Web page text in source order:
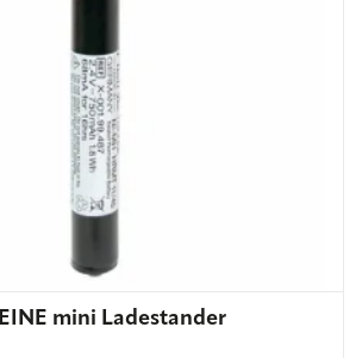
mini Ladestander